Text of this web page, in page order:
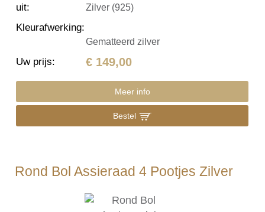
uit: Zilver (925)
Kleurafwerking:
Gematteerd zilver
Uw prijs: € 149,00
Meer info
Bestel
Rond Bol Assieraad 4 Pootjes Zilver